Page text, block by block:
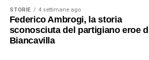
STORIE 4 settimane ago
Federico Ambrogi, la storia
sconosciuta del partigiano eroe
Biancavilla